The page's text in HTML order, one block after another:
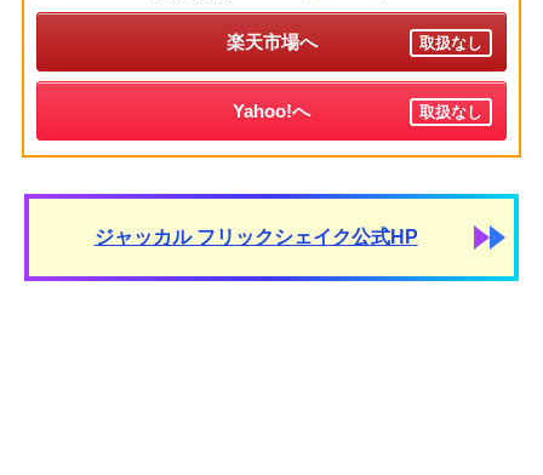
楽天市場へ 取扱なし
Yahoo!へ 取扱なし
ジャッカル フリックシェイク公式HP